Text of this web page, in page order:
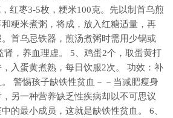
红枣3-5枚，粳米100克。先以制首乌煎
粳米煮粥，将成，放入红糖适量，再
首乌忌铁器，煎汤煮粥时需用少锅或
肾，养血理虚。 5、鸡蛋2个，取蛋黄打
入蛋黄煮熟，每日饮服2次。 功效：补
警惕孩子缺铁性贫血－－当减肥瘦身
另一种营养缺乏性疾病却以不可思议
的最小成员，这就是缺铁性贫血。 6、